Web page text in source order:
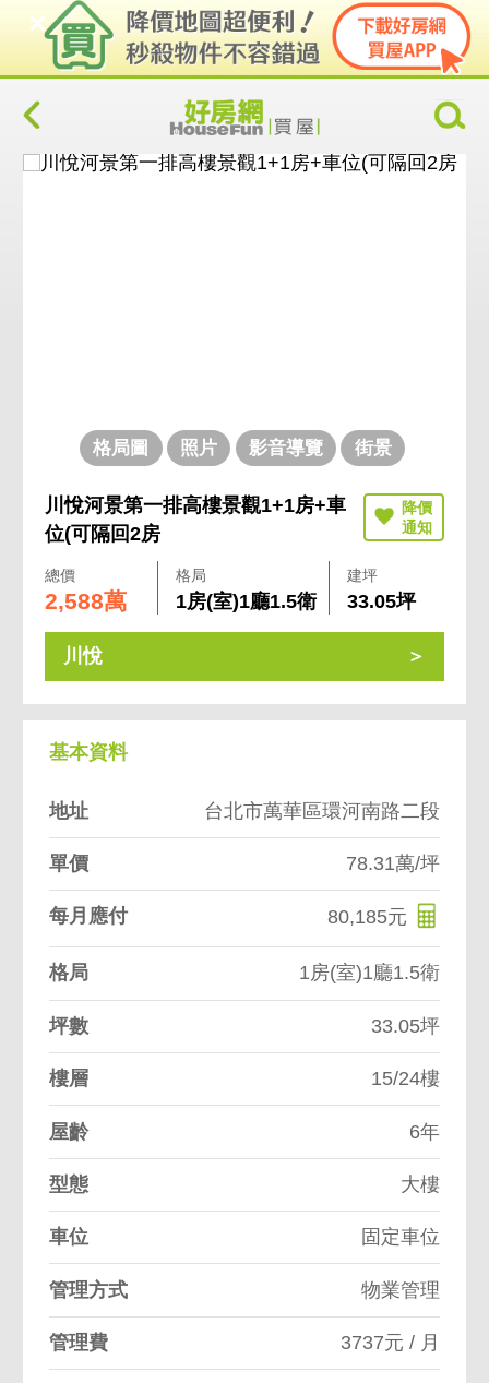
格局圖 照片 影音導覽 街景
川悅河景第一排高樓景觀1+1房+車
位(可隔回2房
總價
2,588萬
格局
1房(室)1廳1.5衛
建坪
33.05坪
川悅
基本資料
地址 台北市萬華區環河南路二段
單價 78.31萬/坪
每月應付 80,185元
格局 1房(室)1廳1.5衛
坪數 33.05坪
樓層 15/24樓
屋齡 6年
型態 大樓
車位 固定車位
管理方式 物業管理
管理費 3737元 / 月